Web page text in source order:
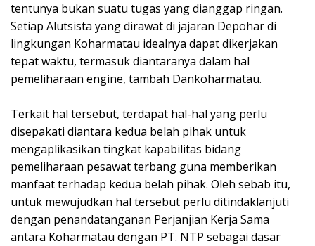
tentunya bukan suatu tugas yang dianggap ringan.
Setiap Alutsista yang dirawat di jajaran Depohar di
lingkungan Koharmatau idealnya dapat dikerjakan
tepat waktu, termasuk diantaranya dalam hal
pemeliharaan engine, tambah Dankoharmatau.
Terkait hal tersebut, terdapat hal-hal yang perlu
disepakati diantara kedua belah pihak untuk
mengaplikasikan tingkat kapabilitas bidang
pemeliharaan pesawat terbang guna memberikan
manfaat terhadap kedua belah pihak. Oleh sebab itu,
untuk mewujudkan hal tersebut perlu ditindaklanjuti
dengan penandatanganan Perjanjian Kerja Sama
antara Koharmatau dengan PT. NTP sebagai dasar